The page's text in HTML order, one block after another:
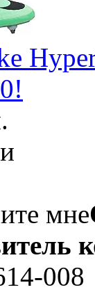
мне
008